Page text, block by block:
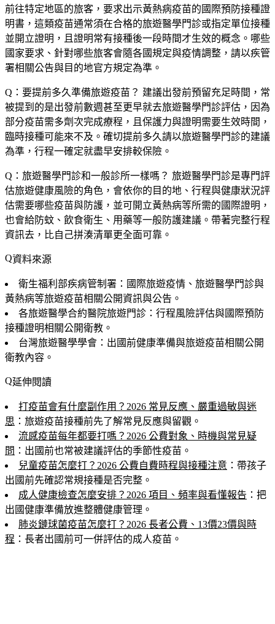
前往特定地區的旅客，要求出示黃熱病疫苗的國際預防接種證
明書，這類疫苗通常須在合格的旅遊醫學門診或指定單位接種
並開立證明，且證明常有接種後一段時間才生效的概念。哪些
國家要求、針對哪些旅客會隨各國規定與疫情調整，請以疾管
署相關公告與目的地官方規定為準。
Q：要提前多久準備旅遊疫苗？ 建議出發前預留充足時間，常
被提到的是出發前數週甚至更早就去旅遊醫學門診評估，因為
部分疫苗需多劑次完成療程，且保護力與證明需要生效時間，
臨時接種可能來不及。確切提前多久請以旅遊醫學門診的建議
為準，行程一確定就盡早安排較保險。
Q：旅遊醫學門診和一般診所一樣嗎？ 旅遊醫學門診是專門評
估旅遊健康風險的角色，會依你的目的地、行程與健康狀況評
估需要哪些疫苗與防護，並可開立黃熱病等所需的國際證明，
也會給防蚊、飲食衛生、用藥等一般防護建議。帶著完整行程
資訊去，比自己拼湊清單更全面可靠。
資料來源
衛生福利部疾病管制署：國際旅遊疫情、旅遊醫學門診與
黃熱病等旅遊疫苗相關公開資訊與公告。
各旅遊醫學合約醫院旅遊門診：行程風險評估與國際預防
接種證明相關公開衛教。
台灣旅遊醫學學會：出國前健康準備與旅遊疫苗相關公開
衛教內容。
延伸閱讀
打疫苗會有什麼副作用？2026 常見反應、嚴重過敏與迷
思 ：旅遊疫苗接種前先了解常見反應與留觀。
流感疫苗每年都要打嗎？2026 公費對象、時機與常見疑
問 ：出國前也常被建議評估的季節性疫苗。
兒童疫苗怎麼打？2026 公費自費時程與接種注意 ：帶孩子
出國前先確認常規接種是否完整。
成人健康檢查怎麼安排？2026 項目、頻率與看懂報告 ：把
出國健康準備放進整體健康管理。
肺炎鏈球菌疫苗怎麼打？2026 長者公費、13價23價與時
程 ：長者出國前可一併評估的成人疫苗。